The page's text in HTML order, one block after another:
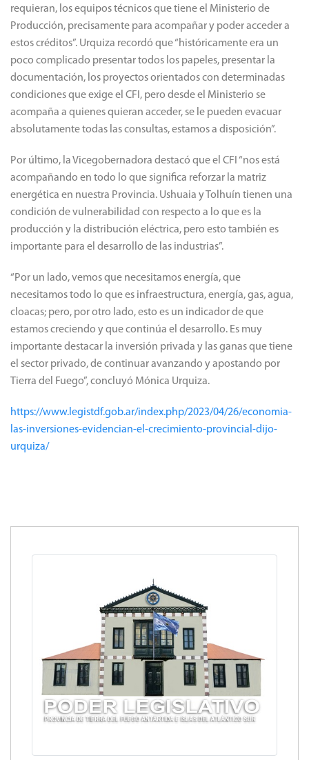
requieran, los equipos técnicos que tiene el Ministerio de
Producción, precisamente para acompañar y poder acceder a
estos créditos”. Urquiza recordó que “históricamente era un
poco complicado presentar todos los papeles, presentar la
documentación, los proyectos orientados con determinadas
condiciones que exige el CFI, pero desde el Ministerio se
acompaña a quienes quieran acceder, se le pueden evacuar
absolutamente todas las consultas, estamos a disposición”.
Por último, la Vicegobernadora destacó que el CFI “nos está
acompañando en todo lo que significa reforzar la matriz
energética en nuestra Provincia. Ushuaia y Tolhuín tienen una
condición de vulnerabilidad con respecto a lo que es la
producción y la distribución eléctrica, pero esto también es
importante para el desarrollo de las industrias”.
“Por un lado, vemos que necesitamos energía, que
necesitamos todo lo que es infraestructura, energía, gas, agua,
cloacas; pero, por otro lado, esto es un indicador de que
estamos creciendo y que continúa el desarrollo. Es muy
importante destacar la inversión privada y las ganas que tiene
el sector privado, de continuar avanzando y apostando por
Tierra del Fuego”, concluyó Mónica Urquiza.
https://www.legistdf.gob.ar/index.php/2023/04/26/economia-
las-inversiones-evidencian-el-crecimiento-provincial-dijo-
urquiza/